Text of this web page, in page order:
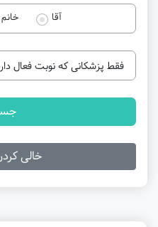
آقا خانم
فقط پزشکانی که نوبت فعال
خالی